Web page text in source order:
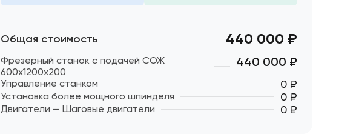
Общая стоимость 440 000 ₽
Фрезерный станок с подачей СОЖ
600х1200х200
440 000 ₽
Управление станком 0 ₽
Установка более мощного шпинделя 0 ₽
Двигатели — Шаговые двигатели 0 ₽